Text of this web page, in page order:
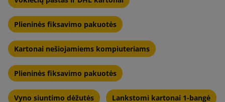
Plieninės fiksavimo pakuotės
Kartonai nešiojamiems kompiuteriams
Plieninės fiksavimo pakuotės
Vyno siuntimo dėžutės Lankstomi kartonai 1-bangė